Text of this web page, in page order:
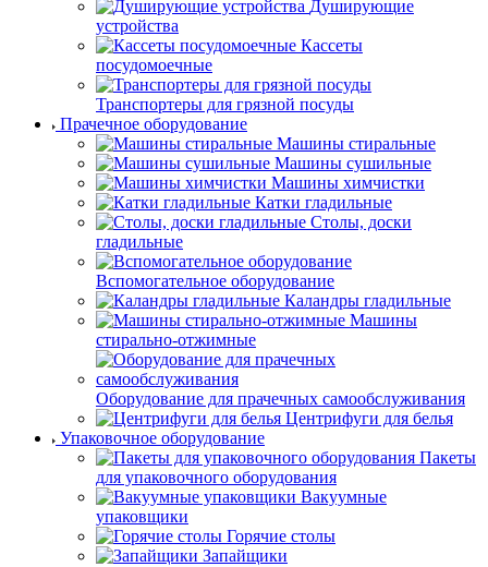
Душирующие
устройства
Кассеты
посудомоечные
Транспортеры для грязной посуды
Прачечное оборудование
Машины стиральные
Машины сушильные
Машины химчистки
Катки гладильные
Столы, доски
гладильные
Вспомогательное оборудование
Каландры гладильные
Машины
стирально-отжимные
Оборудование для прачечных самообслуживания
Центрифуги для белья
Упаковочное оборудование
Пакеты
для упаковочного оборудования
Вакуумные
упаковщики
Горячие столы
Запайщики